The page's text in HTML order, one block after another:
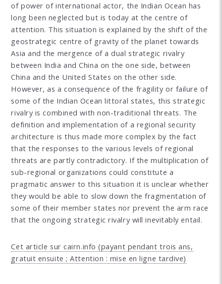
of power of international actor, the Indian Ocean has
long been neglected but is today at the centre of
attention. This situation is explained by the shift of the
geostrategic centre of gravity of the planet towards
Asia and the mergence of a dual strategic rivalry
between India and China on the one side, between
China and the United States on the other side.
However, as a consequence of the fragility or failure of
some of the Indian Ocean littoral states, this strategic
rivalry is combined with non-traditional threats. The
definition and implementation of a regional security
architecture is thus made more complex by the fact
that the responses to the various levels of regional
threats are partly contradictory. If the multiplication of
sub-regional organizations could constitute a
pragmatic answer to this situation it is unclear whether
they would be able to slow down the fragmentation of
some of their member states nor prevent the arm race
that the ongoing strategic rivalry will inevitably entail.
Cet article sur cairn.info (payant pendant trois ans,
gratuit ensuite ; Attention : mise en ligne tardive)